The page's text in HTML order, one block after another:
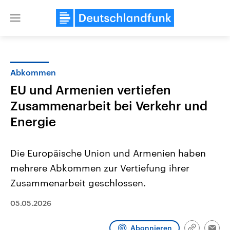
Close
Landtagswahl Sachsen-Anhalt
2026
Sachsen-Anhalt wählt am 6.
Bundesland von einer Koalition aus
Aktuelle Beiträge,
den mächtigsten Ländern
mit großem Einfluss auf
Abkommen
EU und Armenien vertiefen
Zusammenarbeit bei Verkehr und
Energie
Die Europäische Union und Armenien haben
mehrere Abkommen zur Vertiefung ihrer
Zusammenarbeit geschlossen.
05.05.2026
Abonnieren